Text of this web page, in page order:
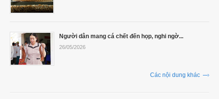
Người dân mang cá chết đến họp, nghi ngờ...
26/05/2026
Các nội dung khác